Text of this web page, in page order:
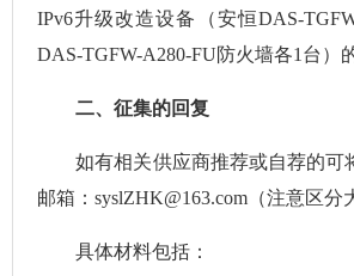
IPv6升级改造设备（安恒DAS-
DAS-TGFW-A280-FU防火墙各1台）
二、征集的回复
如有相关供应商推荐或自荐的可
邮箱：syslZHK@163.com（注意区分
具体材料包括：